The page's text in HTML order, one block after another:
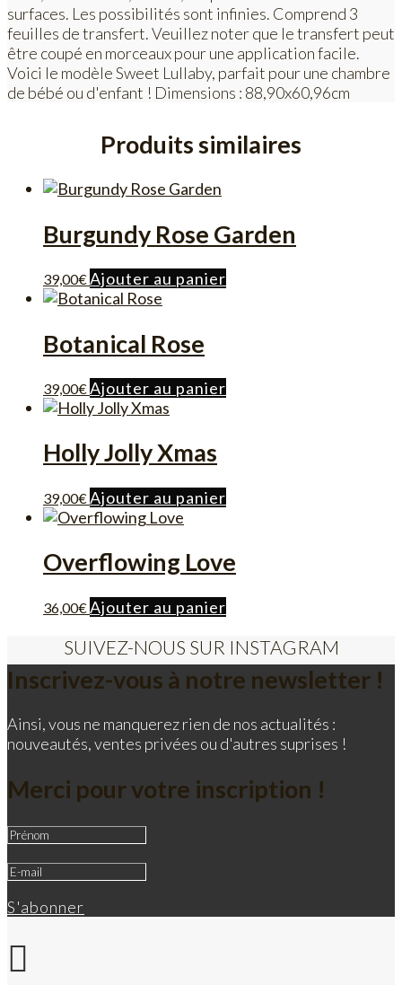
surfaces. Les possibilités sont infinies. Comprend 3
feuilles de transfert. Veuillez noter que le transfert peut
être coupé en morceaux pour une application facile.
Voici le modèle Sweet Lullaby, parfait pour une chambre
de bébé ou d'enfant ! Dimensions : 88,90x60,96cm
Produits similaires
Burgundy Rose Garden
39,00€Ajouter au panier
Botanical Rose
39,00€Ajouter au panier
Holly Jolly Xmas
39,00€ Ajouter au panier
Overflowing Love
36,00€ Ajouter au panier
SUIVEZ-NOUS SUR INSTAGRAM
Inscrivez-vous à notre newsletter !
Ainsi, vous ne manquerez rien de nos actualités :
nouveautés, ventes privées ou d'autres suprises !
Merci pour votre inscription !
S'abonner
